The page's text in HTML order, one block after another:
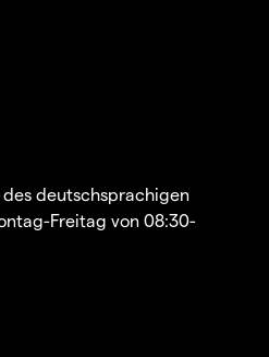
deutschsprachigen
Freitag von 08:30-